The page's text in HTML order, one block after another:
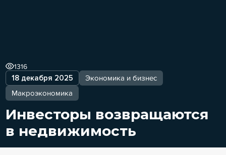
18 декабря 2025
Экономика и бизнес
Макроэкономика
1316
Инвесторы возвращаются
в недвижимость